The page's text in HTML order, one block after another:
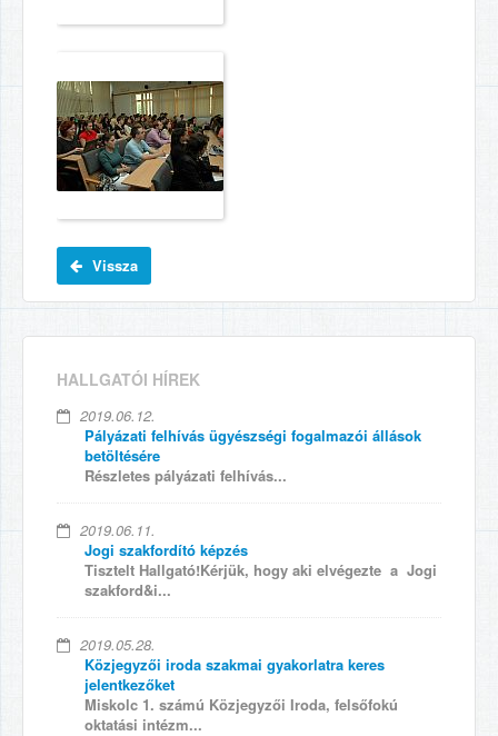
Vissza
HALLGATÓI HÍREK
2019.06.12.
Pályázati felhívás ügyészségi fogalmazói állások
betöltésére
Részletes pályázati felhívás...
2019.06.11.
Jogi szakfordító képzés
Tisztelt Hallgató!Kérjük, hogy aki elvégezte a Jogi
szakford&i...
2019.05.28.
Közjegyzői iroda szakmai gyakorlatra keres
jelentkezőket
Miskolc 1. számú Közjegyzői Iroda, felsőfokú
oktatási intézm...